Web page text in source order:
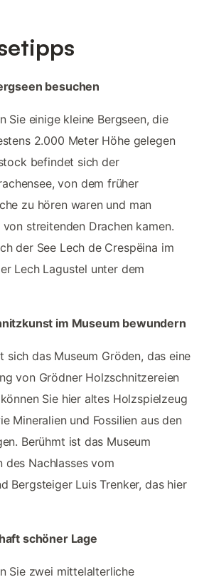
besuchen
Sie einige kleine Bergseen, die
2.000 Meter Höhe gelegen
befindet sich der
von dem früher
zu hören waren und man
streitenden Drachen kamen.
der See Lech de Crespëina im
Lech Lagustel unter dem
im Museum bewundern
sich das Museum Gröden, das eine
von Grödner Holzschnitzereien
Sie hier altes Holzspielzeug
Mineralien und Fossilien aus den
Berühmt ist das Museum
des Nachlasses vom
Bergsteiger Luis Trenker, das hier
schöner Lage
Sie zwei mittelalterliche